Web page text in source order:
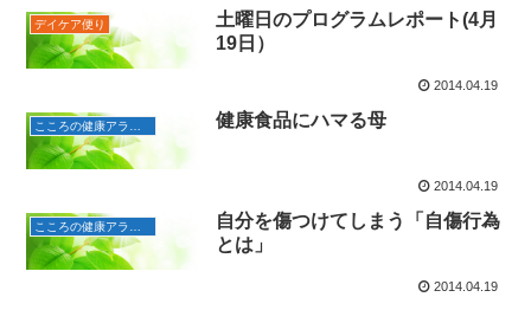
デイケア便り
土曜日のプログラムレポート(4月
19日）
2014.04.19
健康食品にハマる母
2014.04.19
自分を傷つけてしまう「自傷行為
とは」
2014.04.19